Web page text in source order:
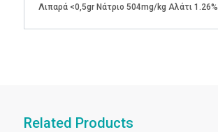
Λιπαρά <0,5gr Νάτριο 504mg/kg Αλάτι 1.26%
Related Products